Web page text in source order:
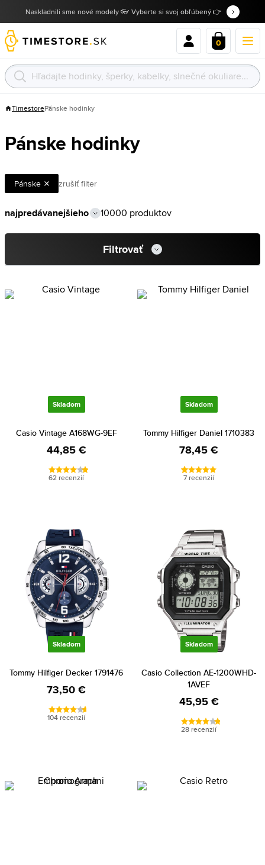
Naskladnili sme nové modely 👓 Vyberte si svoj obľúbený 👉
0
TimestorePánske hodinky
Pánske hodinky
Pánske zrušiť filter
10000 produktov
Filtrovať
Skladom
Casio Vintage A168WG-9EF
44,85 €
62 recenzií
Skladom
Tommy Hilfiger Daniel 1710383
78,45 €
7 recenzií
Skladom
Tommy Hilfiger Decker 1791476
73,50 €
104 recenzií
Skladom
Casio Collection AE-1200WHD-
1AVEF
45,95 €
28 recenzií